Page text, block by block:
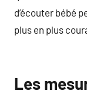
d’écouter bébé
plus en plus
Les